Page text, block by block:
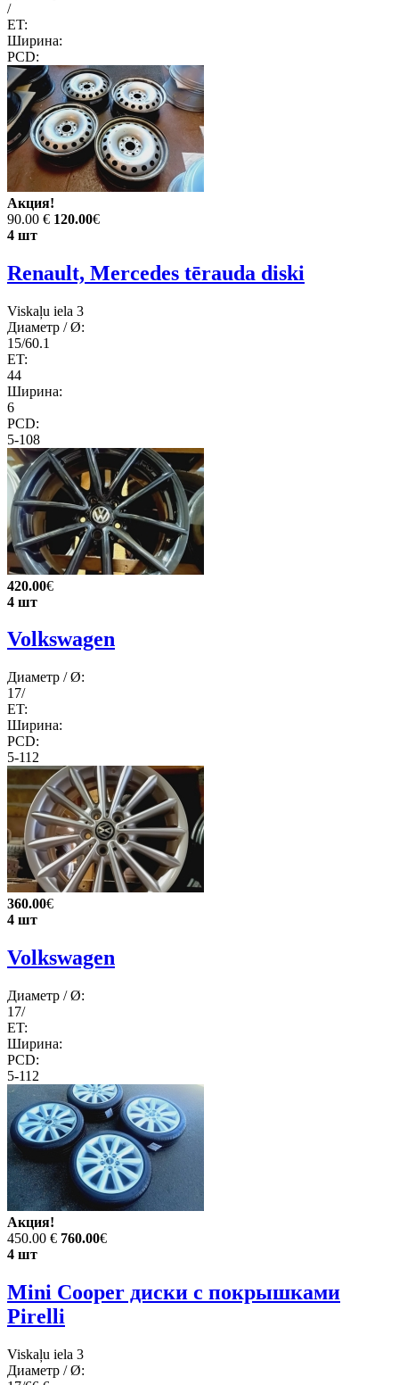
/
ET:
Ширина:
PCD:
Акция!
90.00 € 120.00€
4 шт
Renault, Mercedes tērauda diski
Viskaļu iela 3
Диаметр / Ø:
15/60.1
ET:
44
Ширина:
6
PCD:
5-108
420.00€
4 шт
Volkswagen
Диаметр / Ø:
17/
ET:
Ширина:
PCD:
5-112
360.00€
4 шт
Volkswagen
Диаметр / Ø:
17/
ET:
Ширина:
PCD:
5-112
Акция!
450.00 € 760.00€
4 шт
Mini Cooper диски с покрышками
Pirelli
Viskaļu iela 3
Диаметр / Ø: